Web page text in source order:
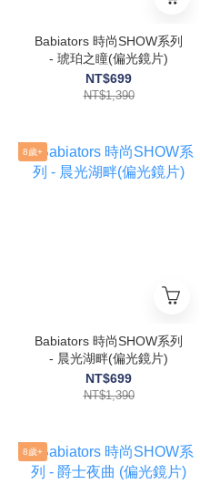
Babiators 時尚SHOW系列
- 琥珀之瞳(偏光鏡片)
NT$699
NT$1,390
8歲+
Babiators 時尚SHOW系列
- 晨光湖畔(偏光鏡片)
NT$699
NT$1,390
8歲+